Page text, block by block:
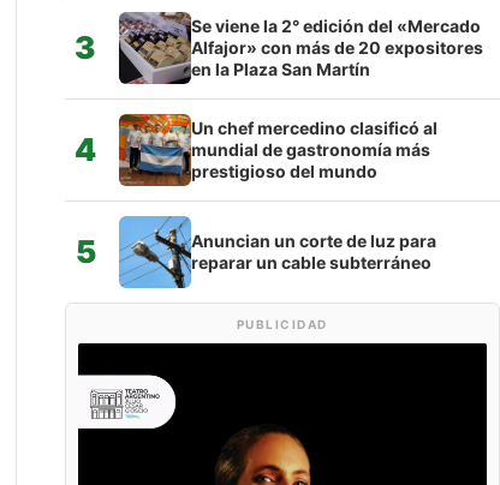
3
Se viene la 2° edición del «Mercado
Alfajor» con más de 20 expositores
en la Plaza San Martín
4
Un chef mercedino clasificó al
mundial de gastronomía más
prestigioso del mundo
5
Anuncian un corte de luz para
reparar un cable subterráneo
PUBLICIDAD